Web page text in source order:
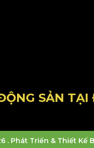
SẢN
. Phát Triển & Thiết Kế